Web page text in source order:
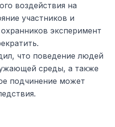
воздействия на
участников и
эксперимент
что поведение людей
среды, а также
подчинение может